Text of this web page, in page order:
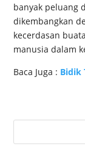
banyak peluang
dikembangkan
kecerdasan
manusia dalam
Baca Juga : Bidik